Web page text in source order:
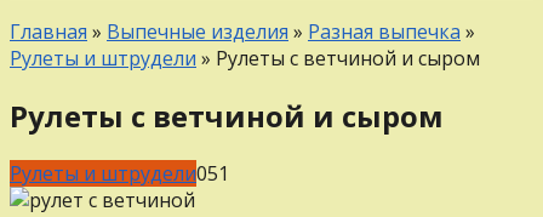
Главная » Выпечные изделия » Разная выпечка »
Рулеты и штрудели » Рулеты с ветчиной и сыром
Рулеты с ветчиной и сыром
Рулеты и штрудели051